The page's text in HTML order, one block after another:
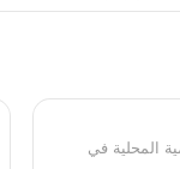
المحلية في